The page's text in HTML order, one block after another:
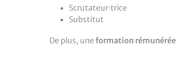
Scrutateur·trice
Substitut
De plus, une formation rémunérée